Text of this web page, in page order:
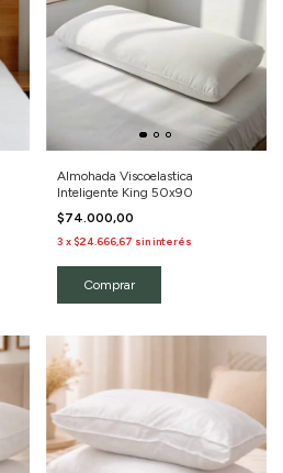
Almohada Viscoelastica
Inteligente King 50x90
$74.000,00
3 x$24.666,67 sin interés